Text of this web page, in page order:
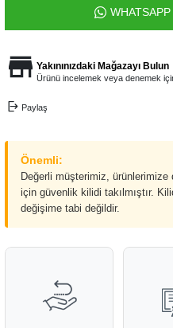
Yakınınızdaki Mağazayı Bulun
Ürünü incelemek veya denemek
Paylaş
Önemli:
Değerli müşterimiz, ürünlerimize
için güvenlik kilidi takılmıştır.
değişime tabi değildir.